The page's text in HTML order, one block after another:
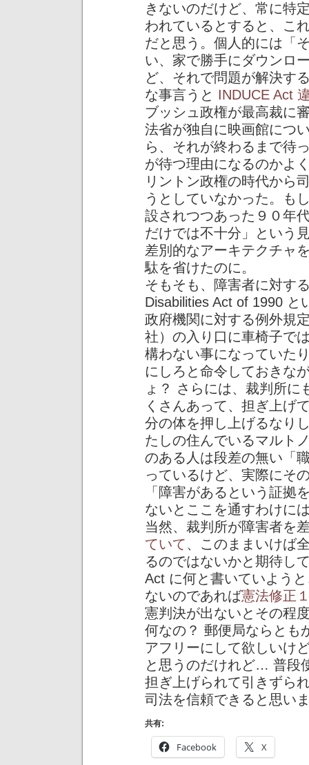
きないのだけど、常に特
われているとすると、こ
だと思う。個人的には「
い、家で勝手にダウンロ
ど、それで問題が解決す
な事言うと INDUCE Act
ブッシュ政権が最高裁に
法省が独自に映画館につ
ら、それが終わるまで待
が待つ理由になるのかよ
リントン政権の時代から
うとしていなかった。も
設されつつあった９０年
だけでは不十分」という
差別的なアーキテクチャ
駄を省けたのに。
そもそも、障害者に対す
Disabilities Act of 1990 と
政府機関に対する例外規
社）の入り口に車椅子で
構わない事になっていた
にしろと命令しておきな
ょ？ さらには、裁判所に
くさんあって、担ぎ上げ
分の体を押し上げるなり
たしの住んでいるマルト
のある人は段差の無い「
っているけど、実際にそ
「障害があるという証拠
ないとここを通すわけに
当然、裁判所が障害者を
ていて、このままいけば
るのではないかと期待し
Act に何と書いていよう
ないのであれば憲法修正
憲判決が出ないとその程
何なの？ 郵便局ならとも
アフリーにして欲しいけ
と思うのだけれど… 普段
担ぎ上げられて引きずら
司法を信頼できると思い
共有:
Facebook X